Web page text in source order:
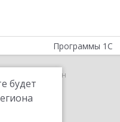
будет
Программы 1С
Курган